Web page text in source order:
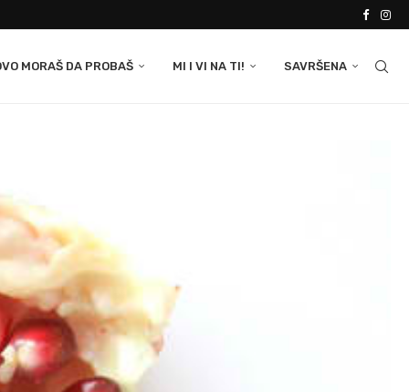
MORAŠ DA PROBAŠ MI I VI NA TI! SAVRŠENA